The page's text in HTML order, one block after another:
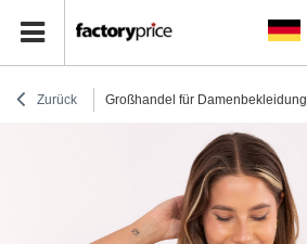
Zurück Großhandel für Damenbekleidung